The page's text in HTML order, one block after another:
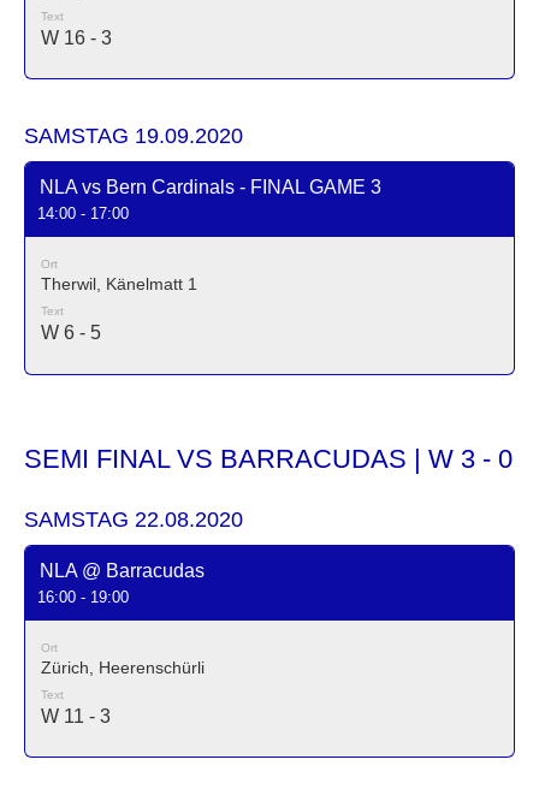
Text
W 16 - 3
SAMSTAG 19.09.2020
NLA vs Bern Cardinals - FINAL GAME 3
14:00 - 17:00
Ort
Therwil, Känelmatt 1
Text
W 6 - 5
SEMI FINAL VS BARRACUDAS | W 3 - 0
SAMSTAG 22.08.2020
NLA @ Barracudas
16:00 - 19:00
Ort
Zürich, Heerenschürli
Text
W 11 - 3